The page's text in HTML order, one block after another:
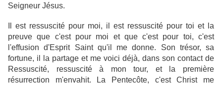
Seigneur Jésus.
Il est ressuscité pour moi, il est ressuscité pour toi et la
preuve que c'est pour moi et que c'est pour toi, c'est
l'effusion d'Esprit Saint qu'il me donne. Son trésor, sa
fortune, il la partage et me voici déjà, dans son contact de
Ressuscité, ressuscité à mon tour, et la première
résurrection m'envahit. La Pentecôte, c'est Christ me